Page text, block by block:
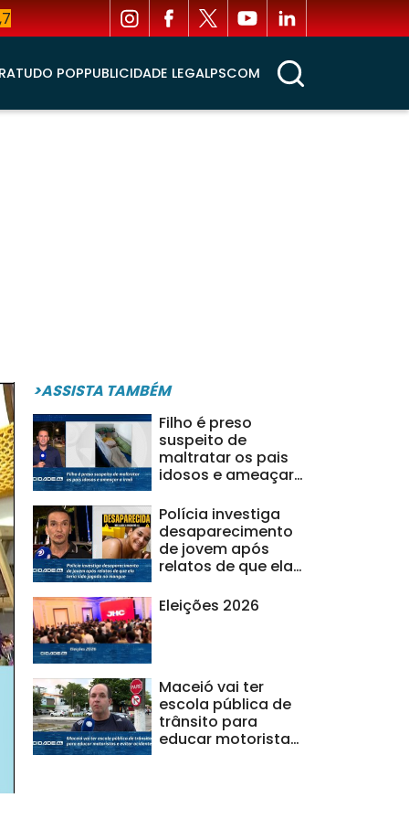
TUDO POPPUBLICIDADE LEGALPSCOM
>ASSISTA TAMBÉM
Filho é preso
suspeito de
maltratar os pais
idosos e ameaçar
Polícia investiga
desaparecimento
de jovem após
relatos de que ela
no mangue
Eleições 2026
Maceió vai ter
escola pública de
trânsito para
educar motoristas